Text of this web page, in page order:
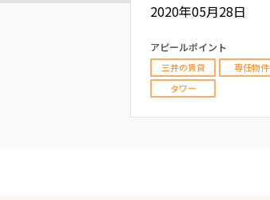
2020年05月28日
アピールポイント
三井の賃貸 専任物件
タワー